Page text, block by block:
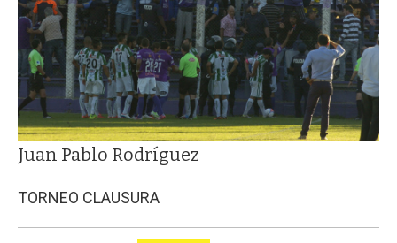
Juan Pablo Rodríguez
TORNEO CLAUSURA